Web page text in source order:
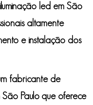
led em São
altamente
e instalação dos
fabricante de
Paulo que oferece